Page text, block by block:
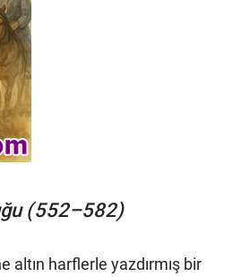
(552–582)
altın harflerle yazdırmış bir